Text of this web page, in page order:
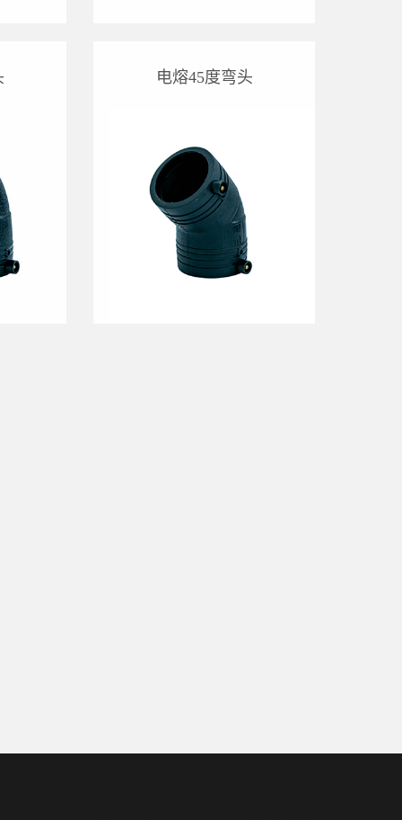
电熔45度弯头